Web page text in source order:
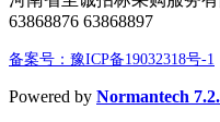
63868876 63868897
备案号：豫ICP备19032318号-1
Powered by Normantech